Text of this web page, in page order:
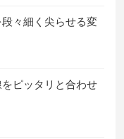
々細く尖らせる変
をピッタリと合わせ